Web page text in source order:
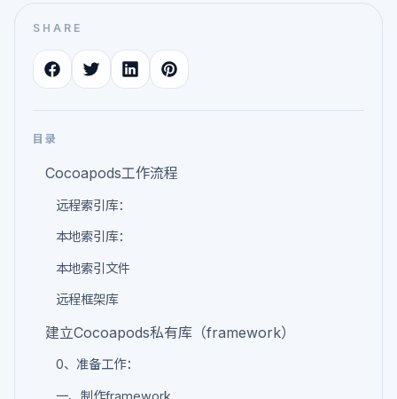
SHARE
目录
Cocoapods工作流程
远程索引库：
本地索引库：
本地索引文件
远程框架库
建立Cocoapods私有库（framework）
0、准备工作：
一、制作framework